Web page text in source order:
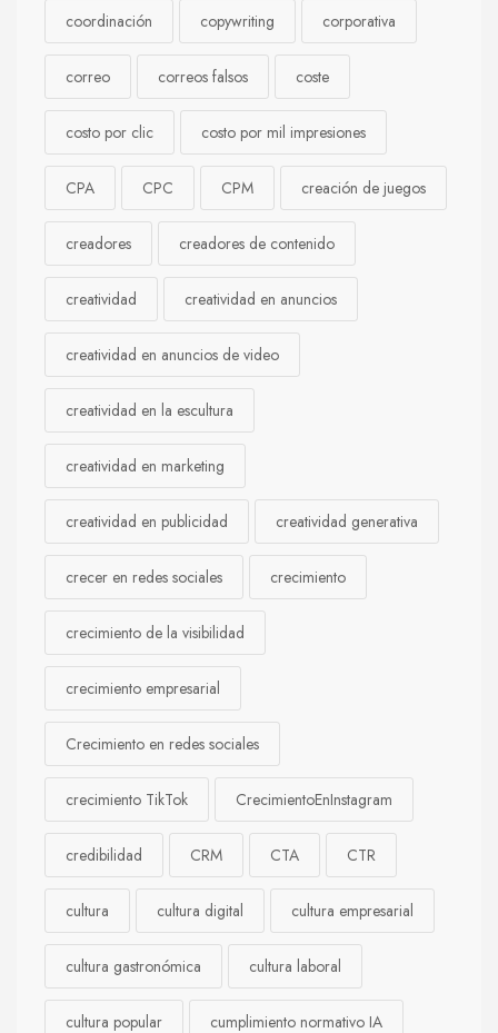
coordinación copywriting corporativa
correo correos falsos coste
costo por clic costo por mil impresiones
CPA CPC CPM creación de juegos
creadores creadores de contenido
creatividad creatividad en anuncios
creatividad en anuncios de video
creatividad en la escultura
creatividad en marketing
creatividad en publicidad creatividad generativa
crecer en redes sociales crecimiento
crecimiento de la visibilidad
crecimiento empresarial
Crecimiento en redes sociales
crecimiento TikTok CrecimientoEnInstagram
credibilidad CRM CTA CTR
cultura cultura digital cultura empresarial
cultura gastronómica cultura laboral
cultura popular cumplimiento normativo IA